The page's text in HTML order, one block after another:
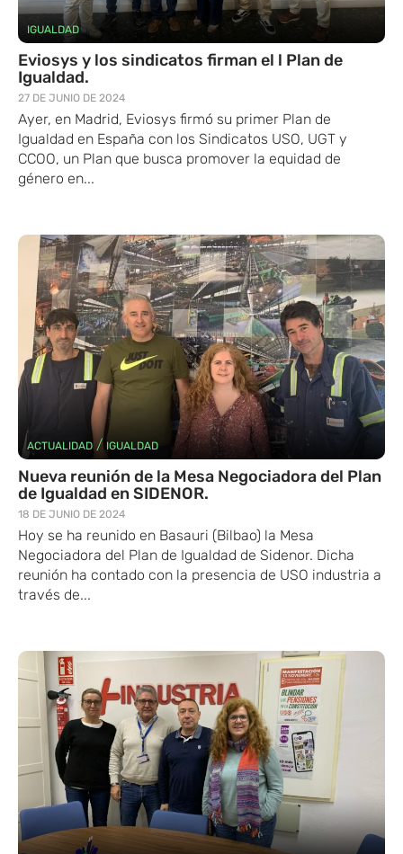
IGUALDAD
Eviosys y los sindicatos firman el l Plan de
Igualdad.
27 DE JUNIO DE 2024
Ayer, en Madrid, Eviosys firmó su primer Plan de
Igualdad en España con los Sindicatos USO, UGT y
CCOO, un Plan que busca promover la equidad de
género en...
ACTUALIDAD/ IGUALDAD
Nueva reunión de la Mesa Negociadora del Plan
de Igualdad en SIDENOR.
18 DE JUNIO DE 2024
Hoy se ha reunido en Basauri (Bilbao) la Mesa
Negociadora del Plan de Igualdad de Sidenor. Dicha
reunión ha contado con la presencia de USO industria a
través de...